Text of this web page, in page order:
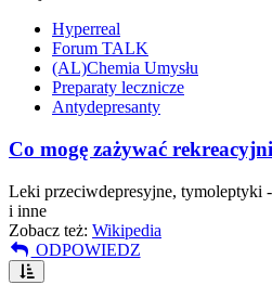
Hyperreal
Forum TALK
(AL)Chemia Umysłu
Preparaty lecznicze
Antydepresanty
Co mogę zażywać
Leki przeciwdepresyjne, tymoleptyki -
i inne
Zobacz też: Wikipedia
ODPOWIEDZ